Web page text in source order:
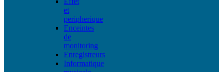
et
peripherique
Enceintes
de
monitoring
Enregistreurs
Informatique